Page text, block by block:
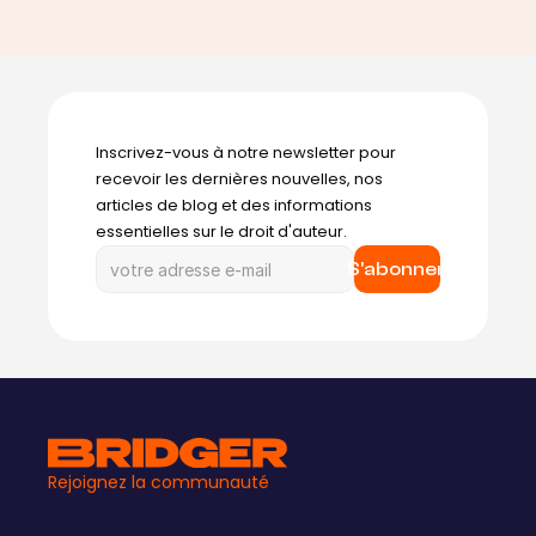
Inscrivez-vous à notre newsletter pour
recevoir les dernières nouvelles, nos
articles de blog et des informations
essentielles sur le droit d'auteur.
S'abonner
Rejoignez la communauté